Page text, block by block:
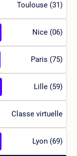
Toulouse (31)
Nice (06)
Paris (75)
Lille (59)
Classe virtuelle
Lyon (69)